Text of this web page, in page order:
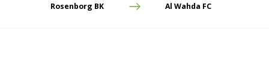
Rosenborg BK Al Wahda FC